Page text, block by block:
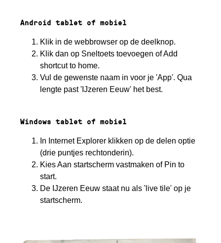
Android tablet of mobiel
Klik in de webbrowser op de deelknop.
Klik dan op Sneltoets toevoegen of Add
shortcut to home.
Vul de gewenste naam in voor je 'App'. Qua
lengte past 'IJzeren Eeuw' het best.
Windows tablet of mobiel
In Internet Explorer klikken op de delen optie
(drie puntjes rechtonderin).
Kies Aan startscherm vastmaken of Pin to
start.
De IJzeren Eeuw staat nu als 'live tile' op je
startscherm.